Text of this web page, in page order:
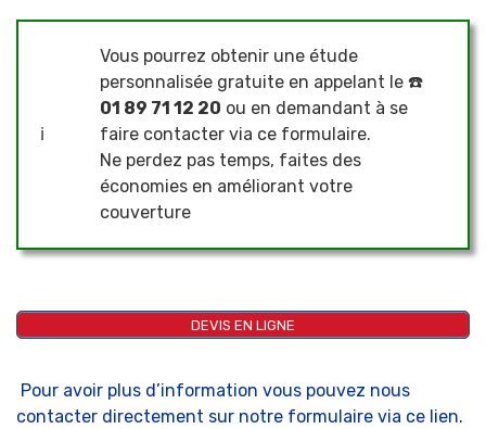
ℹ️
Vous pourrez obtenir une étude
personnalisée gratuite en appelant le ☎️
01 89 71 12 20 ou en demandant à se
faire contacter via ce formulaire.
Ne perdez pas temps, faites des
économies en améliorant votre
couverture
DEVIS EN LIGNE
Pour avoir plus d’information vous pouvez nous
contacter directement sur notre formulaire via ce lien.